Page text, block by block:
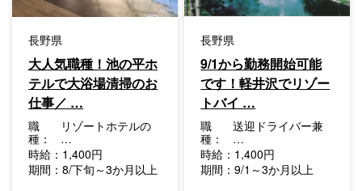
長野県
大人気職種！池の平ホ
テルで大浴場清掃のお
仕事／ …
職
種：
リゾートホテルの
…
時給： 1,400円
期間： 8/下旬～3か月以上
長野県
9/1から勤務開始可能
です！軽井沢でリゾー
トバイ …
職
種：
送迎ドライバー兼
…
時給： 1,400円
期間：9/1～3か月以上